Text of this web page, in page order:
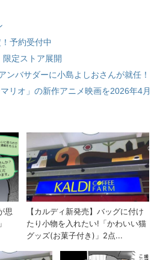
予約受付中
定ストア展開
バサダーに小島よしおさんが就任！
リオ」の新作アニメ映画を2026年4月